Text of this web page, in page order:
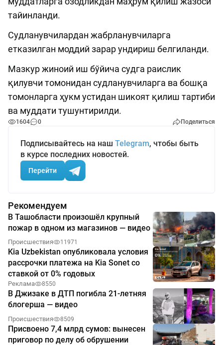
тайинланди.
Судланувчилардан жабрланувчиларга
етказилган моддий зарар ундириш белгиланди.
Мазкур жиноий иш бўйича судга раислик
қилувчи томонидан судланувчиларга ва бошқа
томонларга ҳукм устидан шикоят қилиш тартиби
ва муддати тушунтирилди.
1604 0 Поделиться
Подписывайтесь на наш Telegram, чтобы быть
в курсе последних новостей.
Перейти
Рекомендуем
В Ташобласти произошёл крупный
пожар в одном из магазинов — видео
Происшествия 11971
Kia Uzbekistan опубликовала условия
рассрочки платежа на Kia Sonet со
ставкой от 0% годовых
Реклама 8550
В Джизаке в ДТП погибла 21-летняя
блогерша — видео
Происшествия 8509
Присвоено 7,4 млрд сумов: вынесен
приговор по делу об обрушении